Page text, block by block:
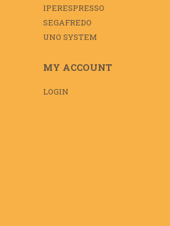
IPERESPRESSO
SEGAFREDO
UNO SYSTEM
MY ACCOUNT
LOGIN